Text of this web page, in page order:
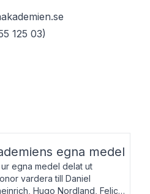
125 03)
egna medel
egna medel delat ut
vardera till Daniel
Hugo Nordland, Felicia